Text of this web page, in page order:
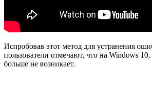
Испробовав этот метод для устранения
пользователи отмечают, что на Windows
больше не возникает.